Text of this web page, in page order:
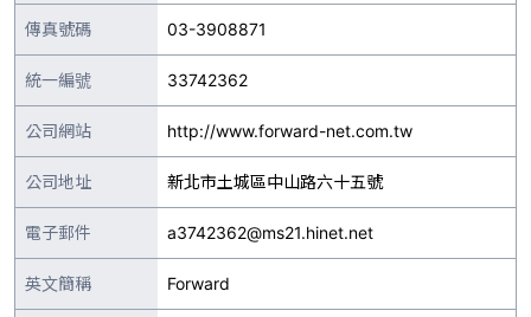
傳真號碼 03-3908871
統一編號 33742362
公司網站 http://www.forward-net.com.tw
公司地址 新北市土城區中山路六十五號
電子郵件 a3742362@ms21.hinet.net
英文簡稱 Forward